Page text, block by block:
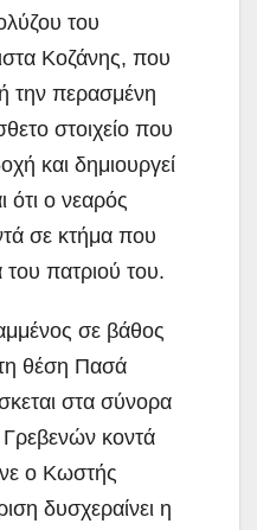
του
Κοζάνης, που
την περασμένη
στοιχείο που
και δημιουργεί
ότι ο νεαρός
σε κτήμα που
του πατριού του.
σε βάθος
θέση Πασά
στα σύνορα
κοντά
ο Κωστής
δυσχεραίνει η